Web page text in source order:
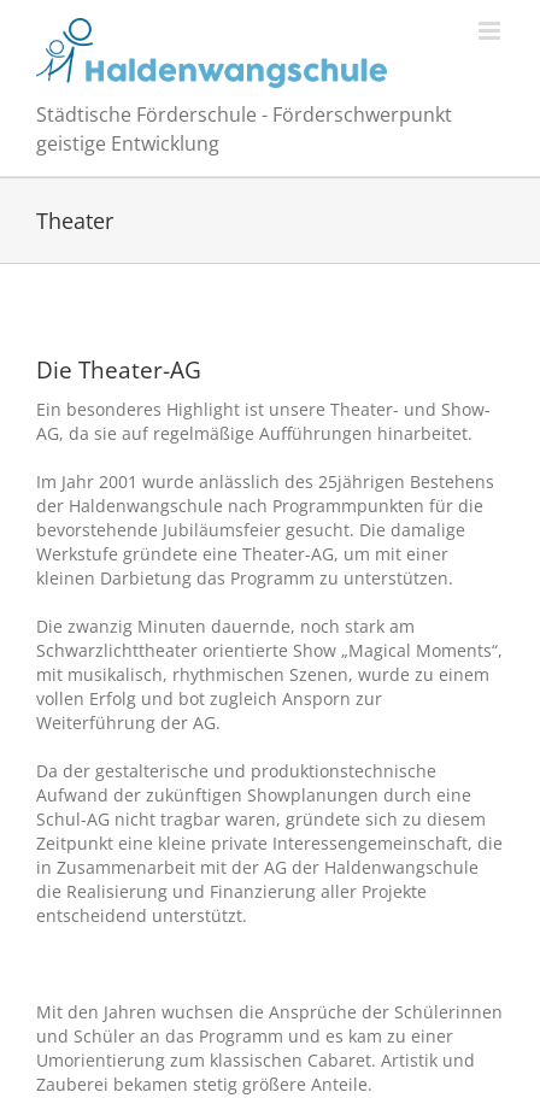
springen
Städtische Förderschule - Förderschwerpunkt
geistige Entwicklung
Theater
Die Theater-AG
Ein besonderes Highlight ist unsere Theater- und Show-
AG, da sie auf regelmäßige Aufführungen hinarbeitet.
Im Jahr 2001 wurde anlässlich des 25jährigen Bestehens
der Haldenwangschule nach Programmpunkten für die
bevorstehende Jubiläumsfeier gesucht. Die damalige
Werkstufe gründete eine Theater-AG, um mit einer
kleinen Darbietung das Programm zu unterstützen.
Die zwanzig Minuten dauernde, noch stark am
Schwarzlichttheater orientierte Show „Magical Moments“,
mit musikalisch, rhythmischen Szenen, wurde zu einem
vollen Erfolg und bot zugleich Ansporn zur
Weiterführung der AG.
Da der gestalterische und produktionstechnische
Aufwand der zukünftigen Showplanungen durch eine
Schul-AG nicht tragbar waren, gründete sich zu diesem
Zeitpunkt eine kleine private Interessengemeinschaft, die
in Zusammenarbeit mit der AG der Haldenwangschule
die Realisierung und Finanzierung aller Projekte
entscheidend unterstützt.
Mit den Jahren wuchsen die Ansprüche der Schülerinnen
und Schüler an das Programm und es kam zu einer
Umorientierung zum klassischen Cabaret. Artistik und
Zauberei bekamen stetig größere Anteile.